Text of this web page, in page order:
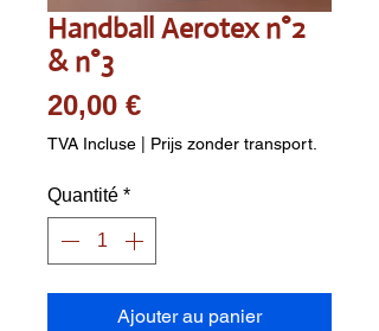
Handball Aerotex n°2
& n°3
20,00 €Prix
TVA Incluse | Prijs zonder transport.
Quantité *
Ajouter au panier